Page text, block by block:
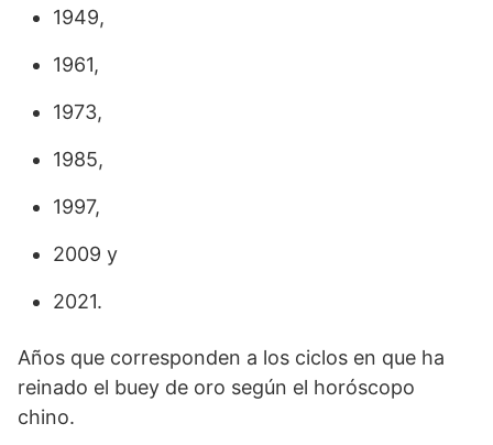
1949,
1961,
1973,
1985,
1997,
2009 y
2021.
Años que corresponden a los ciclos en que ha
reinado el buey de oro según el horóscopo
chino.